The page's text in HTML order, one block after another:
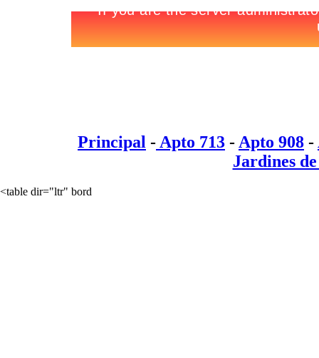
Principal - Apto 713 - Apto 908 -
Jardines
<table dir="ltr" bord